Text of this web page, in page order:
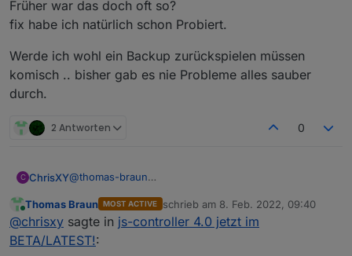
npm ERR! permissions of the file and its
npm ERR! the command again as root/
npm ERR! A complete log of this run can be
Kommt vermutlich vom rumgehampel als root.
iobroker stop
versuchen.
Früher war das doch oft so?
fix habe ich natürlich schon Probiert.
Werde ich wohl ein Backup zurückspielen müssen
komisch .. bisher gab es nie Probleme alles sauber
durch.
2 Antworten 0
C ChrisXY@thomas-braun
Früher war das doch oft so?
fix habe ich natürlich schon Probiert.
Werde ich wohl ein Backup zurückspielen müssen
komisch .. bisher gab es nie Probleme alles sauber
durch.
Online
Thomas Braun MOST ACTIVE schrieb am 8. Feb. 2022, 09:40
zuletzt editiert von
@chrisxy sagte in js-controller 4.0 jetzt im
BETA/LATEST!: